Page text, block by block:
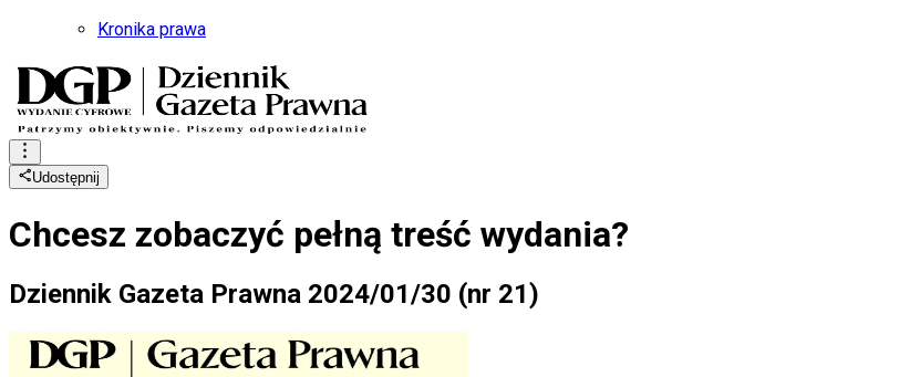
Kronika prawa
Udostępnij
Chcesz zobaczyć pełną treść wydania?
Dziennik Gazeta Prawna 2024/01/30 (nr 21)